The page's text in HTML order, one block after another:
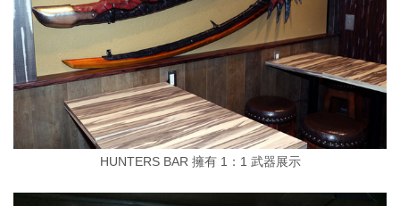
HUNTERS BAR 擁有 1：1 武器展示